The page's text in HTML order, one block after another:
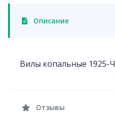
Описание
Вилы копальные 1925-Ч
Отзывы